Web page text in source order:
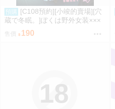
預購
[C108預約][小竣的賣場][穴
蔵で冬眠。]ぼくは野外女装×××
なんて…SWEET 同人誌id=3774
615
售價 190
18